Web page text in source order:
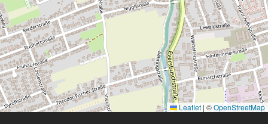
Leaflet | ©OpenStreetMap